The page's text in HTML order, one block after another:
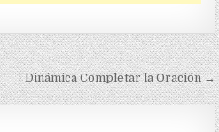
Dinámica Completar la Oración →